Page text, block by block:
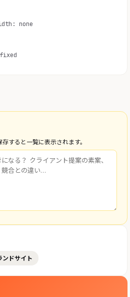
none
すると一覧に表示されます。
ンドサイト